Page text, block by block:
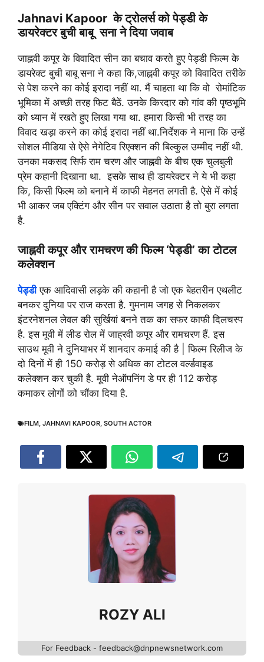
Jahnavi Kapoor के ट्रोलर्स को पेड्डी के
डायरेक्टर बुची बाबू सना ने दिया जवाब
जाह्नवी कपूर के विवादित सीन का बचाव करते हुए पेड्डी फिल्म के
डायरेक्ट बुची बाबू सना ने कहा कि,जाह्नवी कपूर को विवादित तरीके
से पेश करने का कोई इरादा नहीं था. मैं चाहता था कि वो रोमांटिक
भूमिका में अच्छी तरह फिट बैठें. उनके किरदार को गांव की पृष्ठभूमि
को ध्यान में रखते हुए लिखा गया था. हमारा किसी भी तरह का
विवाद खड़ा करने का कोई इरादा नहीं था.निर्देशक ने माना कि उन्हें
सोशल मीडिया से ऐसे नेगेटिव रिएक्शन की बिल्कुल उम्मीद नहीं थी.
उनका मकसद सिर्फ राम चरण और जाह्नवी के बीच एक चुलबुली
प्रेम कहानी दिखाना था. इसके साथ ही डायरेक्टर ने ये भी कहा
कि, किसी फिल्म को बनाने में काफी मेहनत लगती है. ऐसे में कोई
भी आकर जब एक्टिंग और सीन पर सवाल उठाता है तो बुरा लगता
है.
जाह्नवी कपूर और रामचरण की फिल्म ‘पेड्डी’ का टोटल
कलेक्शन
पेड्डीएक आदिवासी लड़के की कहानी है जो एक बेहतरीन एथलीट
बनकर दुनिया पर राज करता है. गुमनाम जगह से निकलकर
इंटरनेशनल लेवल की सुर्खियां बनने तक का सफर काफी दिलचस्प
है. इस मूवी में लीड रोल में जाह्रवी कपूर और रामचरण हैं. इस
साउथ मूवी ने दुनियाभर में शानदार कमाई की है | फिल्म रिलीज के
दो दिनों में ही 150 करोड़ से अधिक का टोटल वर्ल्डवाइड
कलेक्शन कर चुकी है. मूवी नेऑपनिंग डे पर ही 112 करोड़
कमाकर लोगों को चौंका दिया है.
FILM, JAHNAVI KAPOOR, SOUTH ACTOR
ROZY ALI
For Feedback - feedback@dnpnewsnetwork.com